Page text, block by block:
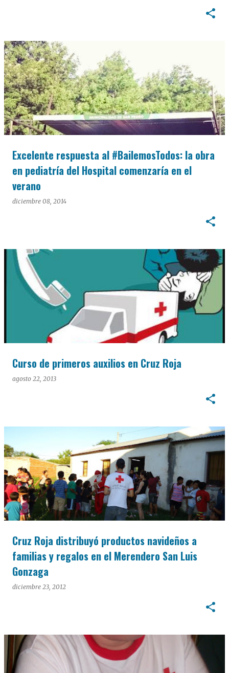
Excelente respuesta al #BailemosTodos: la obra
en pediatría del Hospital comenzaría en el
verano
diciembre 08, 2014
Curso de primeros auxilios en Cruz Roja
agosto 22, 2013
Cruz Roja distribuyó productos navideños a
familias y regalos en el Merendero San Luis
Gonzaga
diciembre 23, 2012